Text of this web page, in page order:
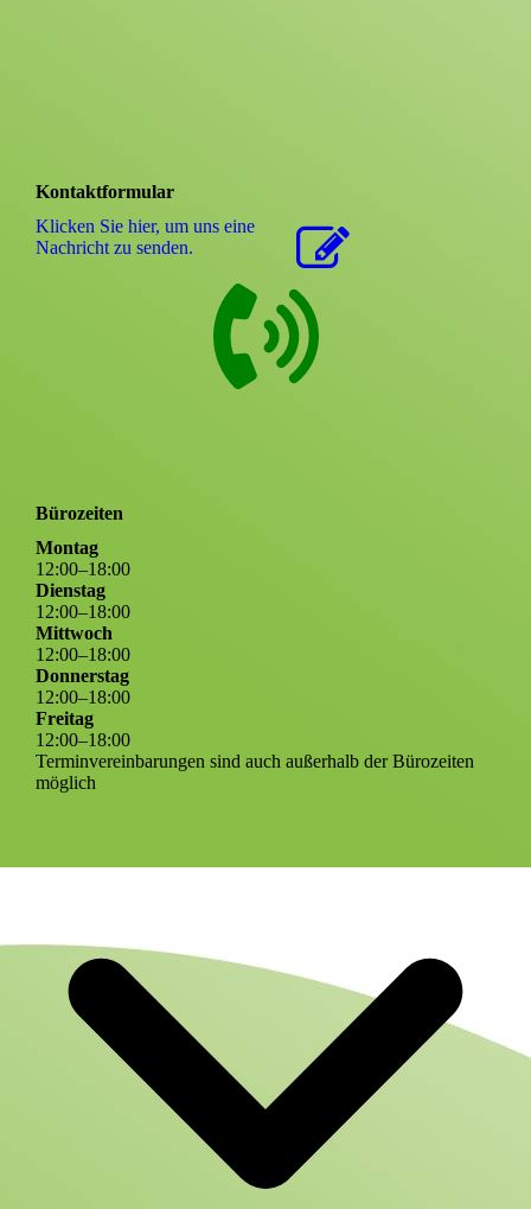
Kontaktformular
Klicken Sie hier, um uns eine
Nachricht zu senden.
Bürozeiten
Montag
12:00–18:00
Dienstag
12:00–18:00
Mittwoch
12:00–18:00
Donnerstag
12:00–18:00
Freitag
12:00–18:00
Terminvereinbarungen sind auch außerhalb der Bürozeiten
möglich